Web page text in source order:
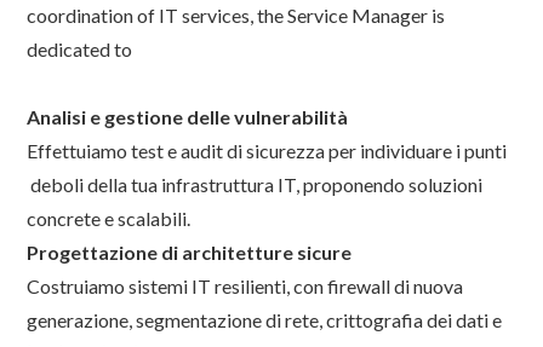
coordination of IT services, the Service Manager is
dedicated to
Analisi e gestione delle vulnerabilità
Effettuiamo test e audit di sicurezza per individuare i punti
deboli della tua infrastruttura IT, proponendo soluzioni
concrete e scalabili.
Progettazione di architetture sicure
Costruiamo sistemi IT resilienti, con firewall di nuova
generazione, segmentazione di rete, crittografia dei dati e